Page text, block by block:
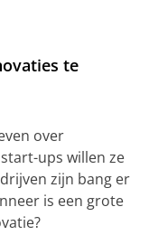
te
over
ups willen ze
zijn bang er
is een grote